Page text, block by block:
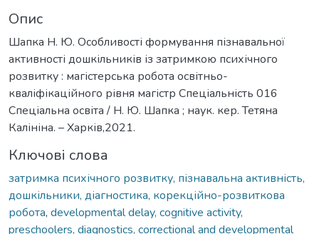
Опис
Шапка Н. Ю. Особливості формування пізнавальної
активності дошкільників із затримкою психічного
розвитку : магістерська робота освітньо-
кваліфікаційного рівня магістр Спеціальність 016
Спеціальна освіта / Н. Ю. Шапка ; наук. кер. Тетяна
Калініна. – Харків,2021.
Ключові слова
затримка психічного розвитку, пізнавальна активність,
дошкільники, діагностика, корекційно-розвиткова
робота, developmental delay, cognitive activity,
preschoolers, diagnostics, correctional and developmental